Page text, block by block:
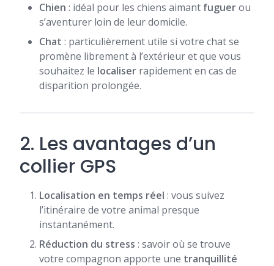
Chien : idéal pour les chiens aimant fuguerou
s’aventurer loin de leur domicile.
Chat : particulièrement utile si votre chat se
promène librement à l’extérieur et que vous
souhaitez le localiser rapidement en cas de
disparition prolongée.
2. Les avantages d’un
collier GPS
Localisation en temps réel : vous suivez
l’itinéraire de votre animal presque
instantanément.
Réduction du stress : savoir où se trouve
votre compagnon apporte une tranquillité